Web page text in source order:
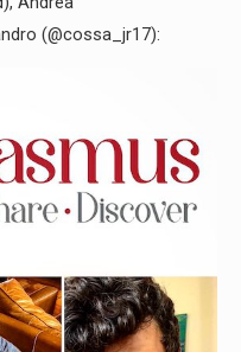
(@cossa_jr17):